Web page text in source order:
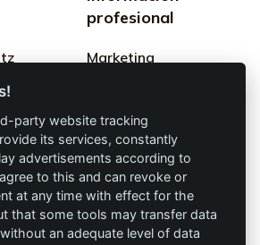
profesional
Marketing
condiciones
Privacidad
Impresión
party website tracking
its services, constantly
advertisements according to
to this and can revoke or
at any time with effect for the
that some tools may transfer data
an adequate level of data